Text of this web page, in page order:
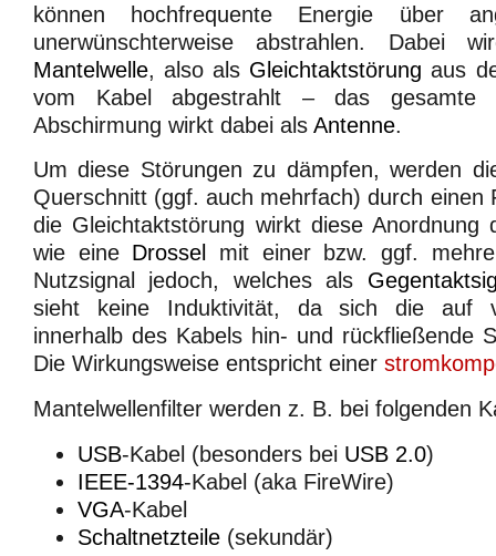
können hochfrequente Energie über
unerwünschterweise abstrahlen. Dabei
Mantelwelle, also als Gleichtaktstörung aus
vom Kabel abgestrahlt – das gesamte
Abschirmung wirkt dabei als Antenne.
Um diese Störungen zu dämpfen, werden
Querschnitt (ggf. auch mehrfach) durch einen
die Gleichtaktstörung wirkt diese
wie eine Drossel
mit einer bzw. ggf.
Nutzsignal jedoch, welches als
sieht keine Induktivität, da sich die auf
innerhalb des Kabels hin- und rückfließende
Die Wirkungsweise entspricht einer
Mantelwellenfilter werden z. B. bei folgenden
USB-Kabel (besonders bei USB 2.0)
IEEE-1394-Kabel (aka FireWire)
VGA-Kabel
Schaltnetzteile (sekundär)